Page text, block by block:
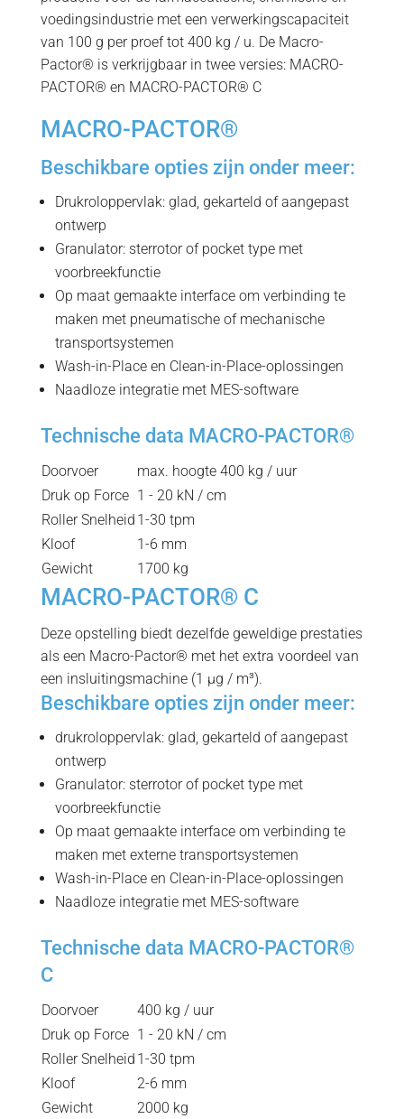
voedingsindustrie met een verwerkingscapaciteit
van 100 g per proef tot 400 kg / u. De Macro-
Pactor® is verkrijgbaar in twee versies: MACRO-
PACTOR® en MACRO-PACTOR® C
MACRO-PACTOR®
Beschikbare opties zijn onder meer:
Drukroloppervlak: glad, gekarteld of aangepast
ontwerp
Granulator: sterrotor of pocket type met
voorbreekfunctie
Op maat gemaakte interface om verbinding te
maken met pneumatische of mechanische
transportsystemen
Wash-in-Place en Clean-in-Place-oplossingen
Naadloze integratie met MES-software
Technische data MACRO-PACTOR®
Doorvoer
max. hoogte 400 kg / uur
Druk op Force 1 - 20 kN / cm
Roller Snelheid 1-30 tpm
Kloof
1-6 mm
Gewicht
1700 kg
MACRO-PACTOR® C
Deze opstelling biedt dezelfde geweldige prestaties
als een Macro-Pactor® met het extra voordeel van
een insluitingsmachine (1 µg / m³).
Beschikbare opties zijn onder meer:
drukroloppervlak: glad, gekarteld of aangepast
ontwerp
Granulator: sterrotor of pocket type met
voorbreekfunctie
Op maat gemaakte interface om verbinding te
maken met externe transportsystemen
Wash-in-Place en Clean-in-Place-oplossingen
Naadloze integratie met MES-software
Technische data MACRO-PACTOR®
C
Doorvoer
400 kg / uur
Druk op Force 1 - 20 kN / cm
Roller Snelheid 1-30 tpm
Kloof
2-6 mm
Gewicht
2000 kg